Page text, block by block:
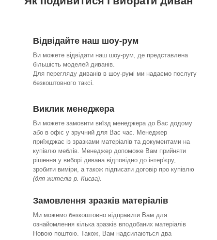
Відвідайте наш шоу-рум
Ви можете відвідати наш шоу-рум, де представлена
більшість моделей диванів.
Для перегляду диванів в шоу-румі ми надаємо послугу
безкоштовного таксі.
Виклик менеджера
Ви можете замовити виїзд менеджера до Вас додому
або в офіс у зручний для Вас час. Менеджер
приїжджає із зразками матеріалів та документами на
купівлю меблів. Менеджер допоможе Вам прийняти
рішення у виборі дивана відповідно до інтер'єру,
зробити виміри, а також підписати договір про купівлю
(для жителів р. Києва).
Замовлення зразків матеріалів
Ми можемо безкоштовно відправити Вам для
ознайомлення кілька зразків вподобаних матеріалів
Новою поштою. Також, Вам надсилаються два